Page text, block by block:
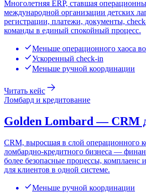
Многолетняя ERP, ставшая
международной организации детских
регистрации, платежи, документы,
команды в единый спокойный процесс.
Меньше операционного хаоса во
Ускоренный check-in
Меньше ручной координации
Читать кейс
Ломбард и кредитование
Golden Lombard — CRM
CRM, выросшая в слой операционного
ломбардно-кредитного бизнеса —
более безопасные процессы, комплаенс
для клиентов в одной системе.
Меньше ручной координации